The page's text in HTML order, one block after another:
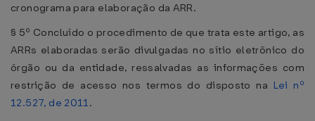
cronograma para elaboração da ARR.
§ 5º Concluído o procedimento de que trata este artigo, as
ARRs elaboradas serão divulgadas no sítio eletrônico do
órgão ou da entidade, ressalvadas as informações com
restrição de acesso nos termos do disposto na Lei nº
12.527, de 2011.